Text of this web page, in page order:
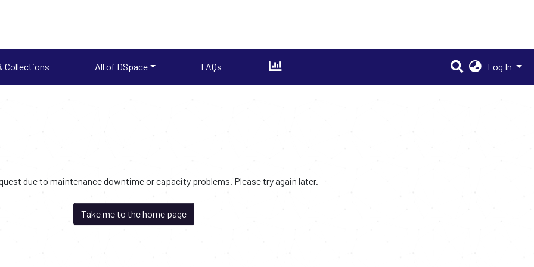
Collections All of DSpace FAQs Log In
due to maintenance downtime or capacity problems. Please try again later.
Take me to the home page